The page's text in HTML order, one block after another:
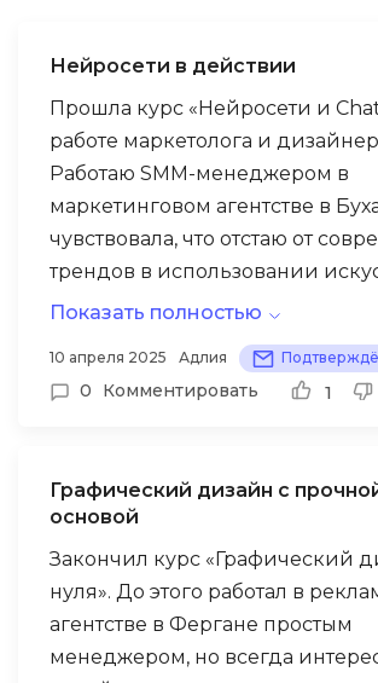
Нейросети в действии
Прошла курс «Нейросети и
работе маркетолога и
Работаю SMM-менеджером в
маркетинговом агентстве в
чувствовала, что отстаю от
трендов в использовании
интеллекта. Школа Бруноям
разобраться в возможностях
для повседневной работы.
результатов, и объяснил
очень практичным — каждое
сразу применяли полученные
реальных задачах из
дизайна.
Особенно полезным оказался
создания контент-планов с
заголовки и адаптировать
разные целевые аудитории.
впечатлил модуль по созданию
изображений в Midjourney и
теперь я могу быстро создавать
Показать полностью
10 апреля 2025 Адлия
0 Комментировать 1
Графический дизайн с
основой
Закончил курс «Графический
нуля». До этого работал в
агентстве в Фергане простым
менеджером, но всегда